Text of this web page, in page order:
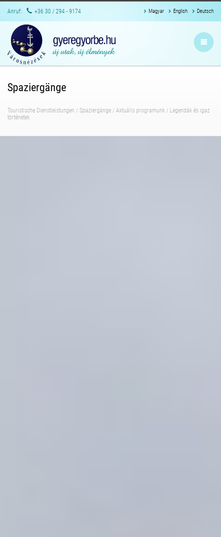
Anruf: +36 30 / 294 - 9174 Magyar English Deutsch
Spaziergänge
Touristische Dienstleistungen / Spaziergänge / Aktuális programunk / Legendák és igaz
történetek